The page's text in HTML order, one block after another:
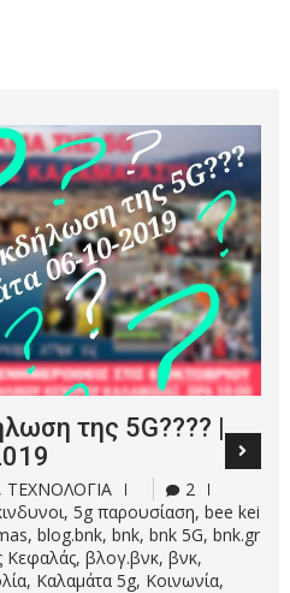
| Η Αρχή
ΤΕΧΝΟΛΟΓΙΑ
,5G Η Αρχή,5g τεχνολογια
, blog.bnk,bnk, bnk 5G
βνκ ,Ελλάδα,
,Καλαμάτα,Καλαμάτα 5g
5g